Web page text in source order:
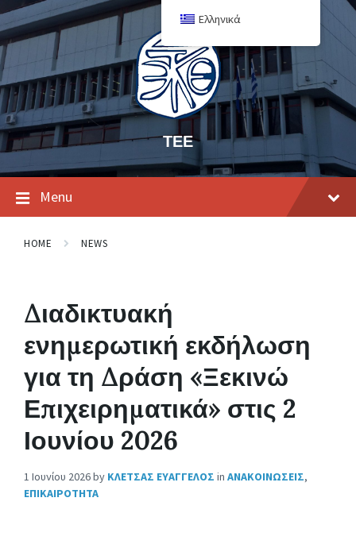
ΤΕΕ
Menu
HOME NEWS
Διαδικτυακή
ενημερωτική εκδήλωση
για τη Δράση «Ξεκινώ
Επιχειρηματικά» στις 2
Ιουνίου 2026
1 Ιουνίου 2026by ΚΛΕΤΣΑΣ ΕΥΑΓΓΕΛΟΣ in ΑΝΑΚΟΙΝΩΣΕΙΣ,
ΕΠΙΚΑΙΡΟΤΗΤΑ
Ελληνικά